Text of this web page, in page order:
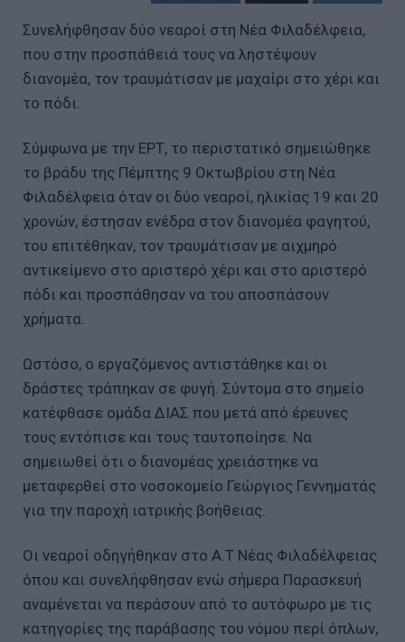
Συνελήφθησαν δύο νεαροί στη Νέα Φιλαδέλφεια,
που στην προσπάθειά τους να ληστέψουν
διανομέα, τον τραυμάτισαν με μαχαίρι στο χέρι και
το πόδι.
Σύμφωνα με την ΕΡΤ, το περιστατικό σημειώθηκε
το βράδυ της Πέμπτης 9 Οκτωβρίου στη Νέα
Φιλαδέλφεια όταν οι δύο νεαροί, ηλικίας 19 και 20
χρονών, έστησαν ενέδρα στον διανομέα φαγητού,
του επιτέθηκαν, τον τραυμάτισαν με αιχμηρό
αντικείμενο στο αριστερό χέρι και στο αριστερό
πόδι και προσπάθησαν να του αποσπάσουν
χρήματα.
Ωστόσο, ο εργαζόμενος αντιστάθηκε και οι
δράστες τράπηκαν σε φυγή. Σύντομα στο σημείο
κατέφθασε ομάδα ΔΙΑΣ που μετά από έρευνες
τους εντόπισε και τους ταυτοποίησε. Να
σημειωθεί ότι ο διανομέας χρειάστηκε να
μεταφερθεί στο νοσοκομείο Γεώργιος Γεννηματάς
για την παροχή ιατρικής βοήθειας.
Οι νεαροί οδηγήθηκαν στο Α.Τ Νέας Φιλαδέλφειας
όπου και συνελήφθησαν ενώ σήμερα Παρασκευή
αναμένεται να περάσουν από το αυτόφωρο με τις
κατηγορίες της παράβασης του νόμου περί όπλων,